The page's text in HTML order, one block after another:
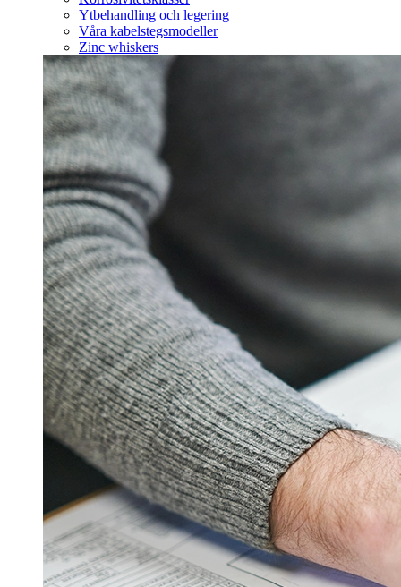
Ytbehandling och legering
Våra kabelstegsmodeller
Zinc whiskers